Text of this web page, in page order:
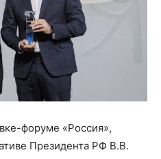
форуме «Россия»,
Президента РФ В.В.